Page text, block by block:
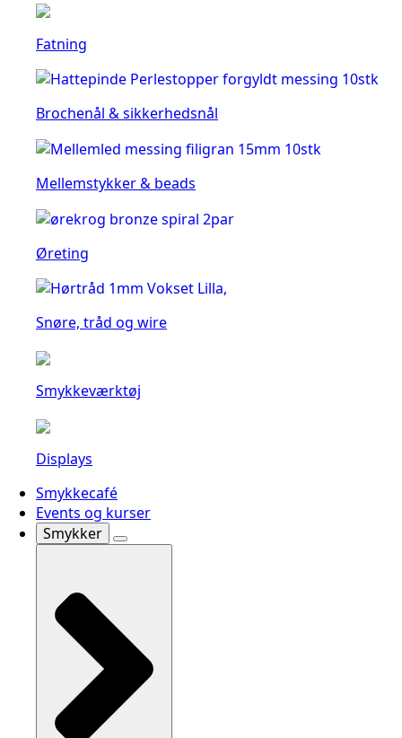
Fatning
Brochenål & sikkerhedsnål
Mellemstykker & beads
Øreting
Snøre, tråd og wire
Smykkeværktøj
Displays
Smykkecafé
Events og kurser
Smykker